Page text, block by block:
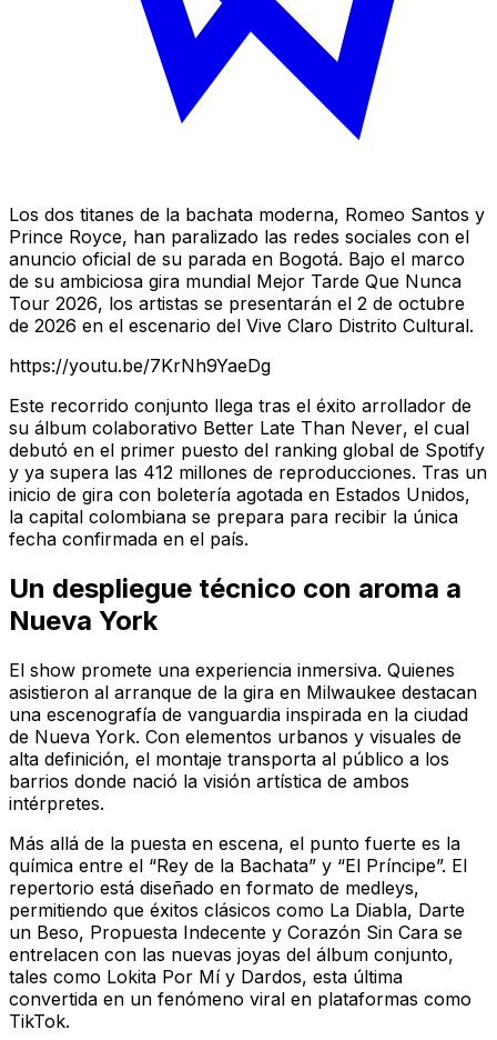
Los dos titanes de la bachata moderna, Romeo Santos y
Prince Royce, han paralizado las redes sociales con el
anuncio oficial de su parada en Bogotá. Bajo el marco
de su ambiciosa gira mundial Mejor Tarde Que Nunca
Tour 2026, los artistas se presentarán el 2 de octubre
de 2026 en el escenario del Vive Claro Distrito Cultural.
https://youtu.be/7KrNh9YaeDg
Este recorrido conjunto llega tras el éxito arrollador de
su álbum colaborativo Better Late Than Never, el cual
debutó en el primer puesto del ranking global de Spotify
y ya supera las 412 millones de reproducciones. Tras un
inicio de gira con boletería agotada en Estados Unidos,
la capital colombiana se prepara para recibir la única
fecha confirmada en el país.
Un despliegue técnico con aroma a
Nueva York
El show promete una experiencia inmersiva. Quienes
asistieron al arranque de la gira en Milwaukee destacan
una escenografía de vanguardia inspirada en la ciudad
de Nueva York. Con elementos urbanos y visuales de
alta definición, el montaje transporta al público a los
barrios donde nació la visión artística de ambos
intérpretes.
Más allá de la puesta en escena, el punto fuerte es la
química entre el “Rey de la Bachata” y “El Príncipe”. El
repertorio está diseñado en formato de medleys,
permitiendo que éxitos clásicos como La Diabla, Darte
un Beso, Propuesta Indecente y Corazón Sin Cara se
entrelacen con las nuevas joyas del álbum conjunto,
tales como Lokita Por Míy Dardos, esta última
convertida en un fenómeno viral en plataformas como
TikTok.